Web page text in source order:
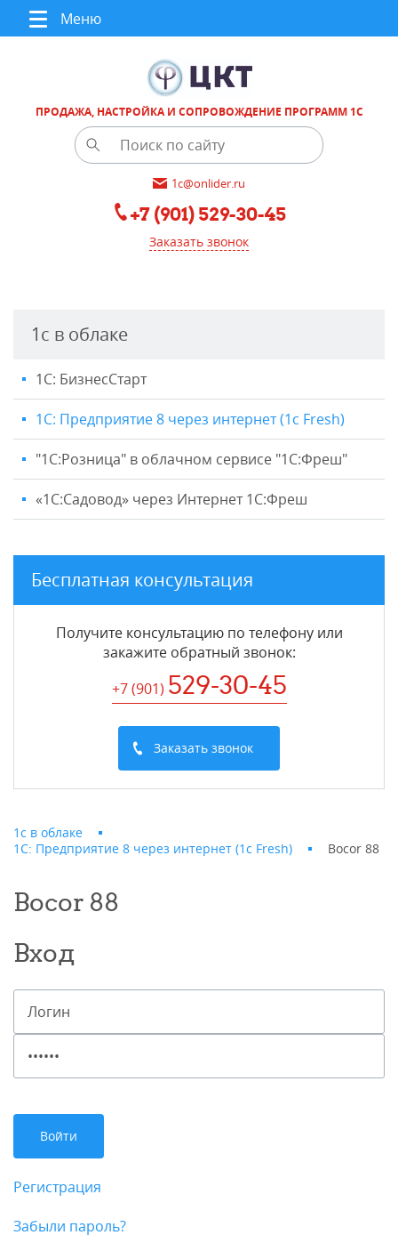
Меню
ПРОДАЖА, НАСТРОЙКА И СОПРОВОЖДЕНИЕ ПРОГРАММ 1С
1c@onlider.ru
+7 (901) 529-30-45
Заказать звонок
1с в облаке
1С: БизнесСтарт
1С: Предприятие 8 через интернет (1c Fresh)
"1C:Розница" в облачном сервисе "1С:Фреш"
«1С:Садовод» через Интернет 1С:Фреш
Бесплатная консультация
Получите консультацию по телефону или
закажите обратный звонок:
+7 (901) 529-30-45
Заказать звонок
1с в облаке
1С: Предприятие 8 через интернет (1c Fresh)
Bocor 88
Bocor 88
Вход
Регистрация
Забыли пароль?